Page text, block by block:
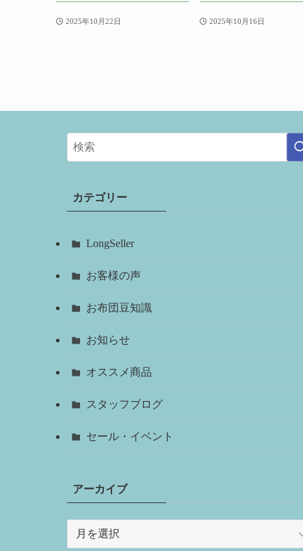
2025年10月22日 2025年10月16日
カテゴリー
LongSeller
お客様の声
お布団豆知識
お知らせ
オススメ商品
スタッフブログ
セール・イベント
アーカイブ